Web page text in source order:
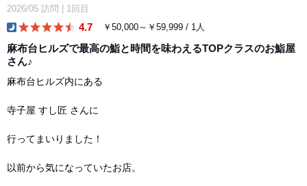
2026/05 訪問 1回目
4.7 ￥50,000～￥59,999 / 1人
麻布台ヒルズで最高の鮨と時間を味わえるTOPクラスのお鮨屋
さん♪
麻布台ヒルズ内にある
寺子屋 すし匠 さんに
行ってまいりました！
以前から気になっていたお店。